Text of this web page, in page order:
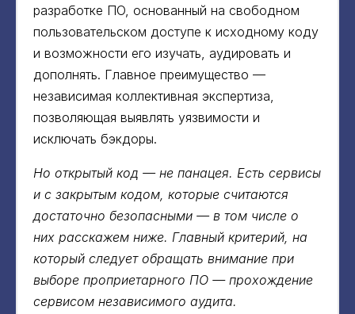
разработке ПО, основанный на свободном
пользовательском доступе к исходному коду
и возможности его изучать, аудировать и
дополнять. Главное преимущество —
независимая коллективная экспертиза,
позволяющая выявлять уязвимости и
исключать бэкдоры.
Но открытый код — не панацея. Есть сервисы
и с закрытым кодом, которые считаются
достаточно безопасными — в том числе о
них расскажем ниже. Главный критерий, на
который следует обращать внимание при
выборе проприетарного ПО — прохождение
сервисом независимого аудита.